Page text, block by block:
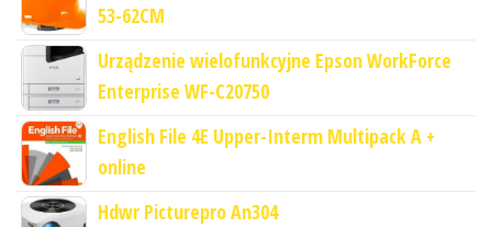
53-62CM
Urządzenie wielofunkcyjne Epson WorkForce
Enterprise WF-C20750
English File 4E Upper-Interm Multipack A +
online
Hdwr Picturepro An304